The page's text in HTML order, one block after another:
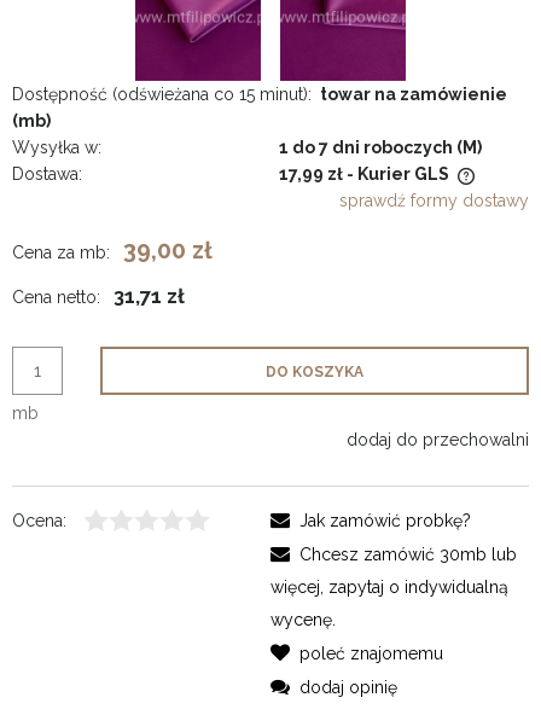
Dostępność (odświeżana co 15 minut): towar na zamówienie
(mb)
Wysyłka w:
1 do 7 dni roboczych (M)
Dostawa:
17,99 zł - Kurier GLS
Cena nie zawiera ewentualnych kosztów płatności
sprawdź formy dostawy
Cena za mb: 39,00 zł
Cena netto: 31,71 zł
mb
DO KOSZYKA
dodaj do przechowalni
Ocena:
Jak zamówić probkę?
Chcesz zamówić 30mb lub
więcej, zapytaj o indywidualną
wycenę.
poleć znajomemu
dodaj opinię